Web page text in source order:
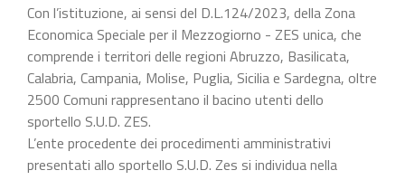
Con l’istituzione, ai sensi del D.L.124/2023, della Zona
Economica Speciale per il Mezzogiorno - ZES unica, che
comprende i territori delle regioni Abruzzo, Basilicata,
Calabria, Campania, Molise, Puglia, Sicilia e Sardegna, oltre
2500 Comuni rappresentano il bacino utenti dello
sportello S.U.D. ZES.
L’ente procedente dei procedimenti amministrativi
presentati allo sportello S.U.D. Zes si individua nella